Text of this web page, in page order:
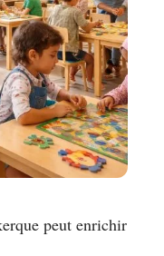
peut enrichir